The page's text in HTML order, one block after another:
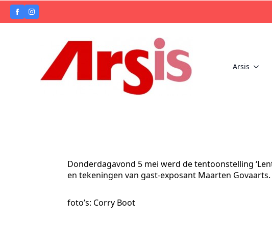
Arsis
Donderdagavond 5 mei werd de tentoonstelling
en tekeningen van gast-exposant Maarten Govaarts.
foto’s: Corry Boot